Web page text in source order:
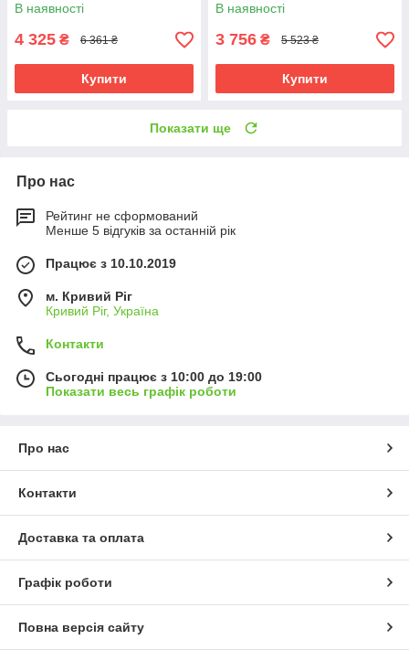
В наявності
4 325 ₴ 6 361 ₴
Купити
В наявності
3 756 ₴ 5 523 ₴
Купити
Показати ще
Про нас
Рейтинг не сформований
Менше 5 відгуків за останній рік
Працює з 10.10.2019
м. Кривий Ріг
Кривий Ріг, Україна
Контакти
Сьогодні працює з 10:00 до 19:00
Показати весь графік роботи
Про нас
Контакти
Доставка та оплата
Графік роботи
Повна версія сайту